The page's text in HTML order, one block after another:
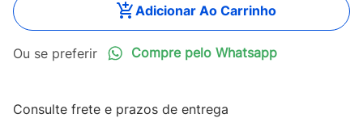
Adicionar Ao Carrinho
Compre pelo Whatsapp